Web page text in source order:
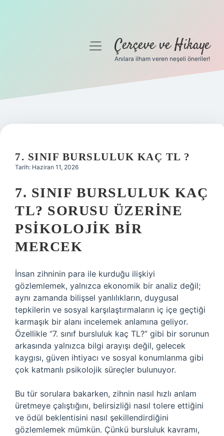
Gizlilik Politikası
Yasal Uyarı
menüyüÇerçeve ve Hikaye
Anılara ilham veren neşeli öneriler!
7. SINIF BURSLULUK KAÇ TL ?
Tarih: Haziran 11, 2026
7. SINIF BURSLULUK KAÇ
TL? SORUSU ÜZERINE
PSIKOLOJIK BIR
MERCEK
İnsan zihninin para ile kurduğu ilişkiyi
gözlemlemek, yalnızca ekonomik bir analiz değil;
aynı zamanda bilişsel yanlılıkların, duygusal
tepkilerin ve sosyal karşılaştırmaların iç içe geçtiği
karmaşık bir alanı incelemek anlamına geliyor.
Özellikle “7. sınıf bursluluk kaç TL?” gibi bir sorunun
arkasında yalnızca bilgi arayışı değil, gelecek
kaygısı, güven ihtiyacı ve sosyal konumlanma gibi
çok katmanlı psikolojik süreçler bulunuyor.
Bu tür sorulara bakarken, zihnin nasıl hızlı anlam
üretmeye çalıştığını, belirsizliği nasıl tolere ettiğini
ve ödül beklentisini nasıl şekillendirdiğini
gözlemlemek mümkün. Çünkü bursluluk kavramı,